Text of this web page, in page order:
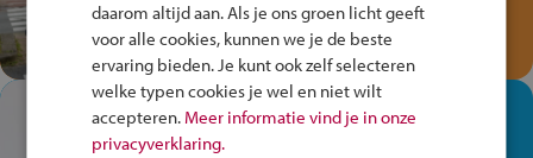
Speel het Fiets Veilig Verkeersspel
en win een Cortina-fiets!
In de winkel ben je op je
plek!
daarom altijd aan. Als je ons groen licht geeft
voor alle cookies, kunnen we je de beste
ervaring bieden. Je kunt ook zelf selecteren
welke typen cookies je wel en niet wilt
accepteren. Meer informatie vind je in onze
privacyverklaring.